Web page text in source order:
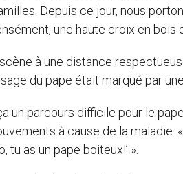
Depuis ce jour, nous
une haute croix en bois
à une distance
du pape était marqué par
un parcours difficile pour le
à cause de la maladie:
tu as un pape boiteux!’ ».